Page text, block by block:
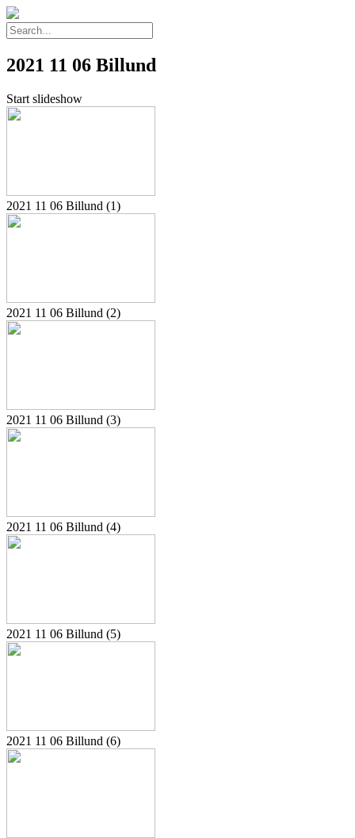
2021 11 06 Billund
Start slideshow
2021 11 06 Billund (1)
2021 11 06 Billund (2)
2021 11 06 Billund (3)
2021 11 06 Billund (4)
2021 11 06 Billund (5)
2021 11 06 Billund (6)